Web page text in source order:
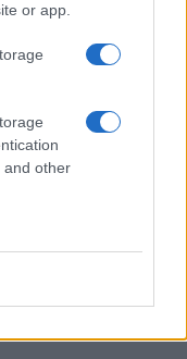
or app.
and other
rivoluzionato